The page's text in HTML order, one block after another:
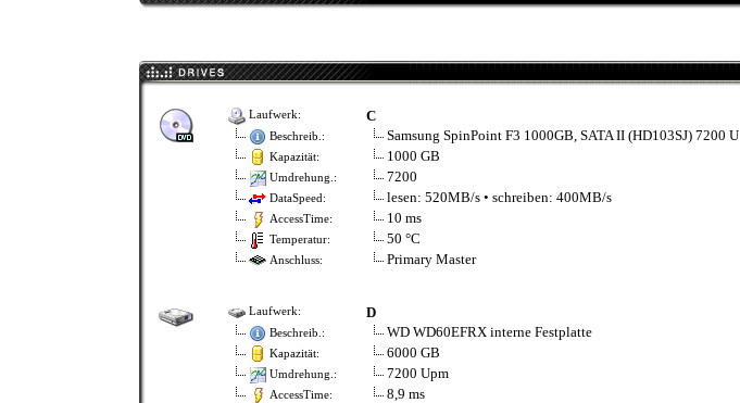
Laufwerk: C
Beschreib.: Samsung SpinPoint F3 1000GB, SATA II (HD103SJ) 7200 U
Kapazität: 1000 GB
Umdrehung.: 7200
DataSpeed: lesen: 520MB/s • schreiben: 400MB/s
AccessTime: 10 ms
Temperatur: 50 °C
Anschluss: Primary Master
Laufwerk: D
Beschreib.: WD WD60EFRX interne Festplatte
Kapazität: 6000 GB
Umdrehung.: 7200 Upm
AccessTime: 8,9 ms